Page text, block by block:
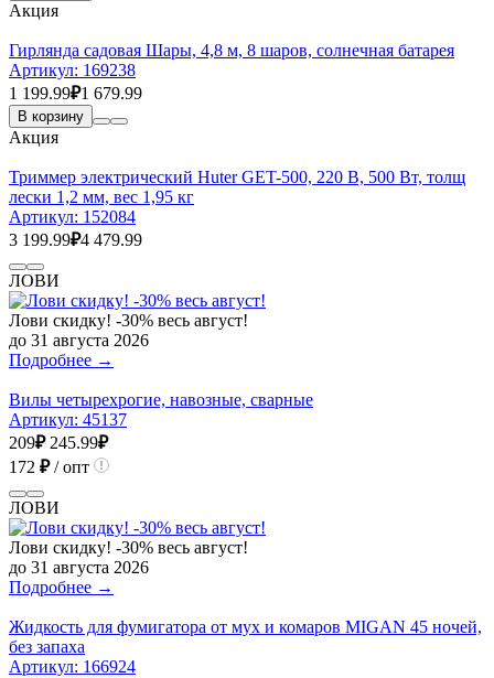
Акция
Гирлянда садовая Шары, 4,8 м, 8 шаров, солнечная батарея
Артикул: 169238
1 199.99₽1 679.99
В корзину
Акция
Триммер электрический Huter GET-500, 220 В, 500 Вт, толщ
лески 1,2 мм, вес 1,95 кг
Артикул: 152084
3 199.99₽4 479.99
ЛОВИ
Лови скидку! -30% весь август!
до 31 августа 2026
Подробнее →
Вилы четырехрогие, навозные, сварные
Артикул: 45137
209₽ 245.99₽
172 ₽/ опт
ЛОВИ
Лови скидку! -30% весь август!
до 31 августа 2026
Подробнее →
Жидкость для фумигатора от мух и комаров MIGAN 45 ночей,
без запаха
Артикул: 166924